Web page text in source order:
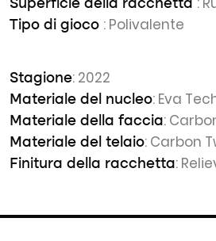
Superficie della racchetta
Tipo di gioco : Polivalente
Stagione: 2022
Materiale del nucleo: Eva
Materiale della faccia:
Materiale del telaio: Carbon
Finitura della racchetta: